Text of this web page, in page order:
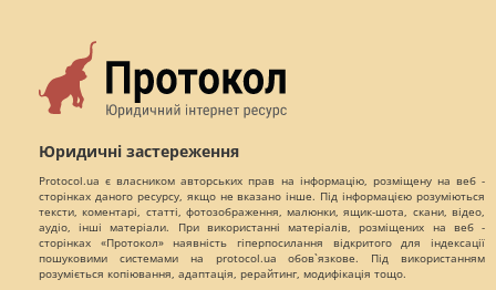
Юридичні застереження
Protocol.ua є власником авторських прав на інформацію, розміщену на веб -
сторінках даного ресурсу, якщо не вказано інше. Під інформацією розуміються
тексти, коментарі, статті, фотозображення, малюнки, ящик-шота, скани, відео,
аудіо, інші матеріали. При використанні матеріалів, розміщених на веб -
сторінках «Протокол» наявність гіперпосилання відкритого для індексації
пошуковими системами на protocol.ua обов`язкове. Під використанням
розуміється копіювання, адаптація, рерайтинг, модифікація тощо.